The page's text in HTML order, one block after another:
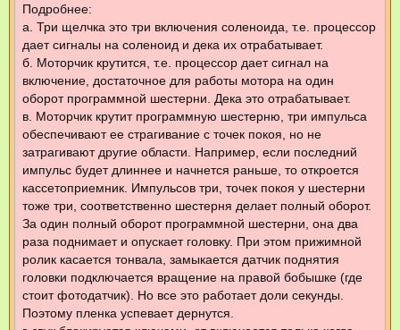
Подробнее:
а. Три щелчка это три включения соленоида, т.е. процессор
дает сигналы на соленоид и дека их отрабатывает.
б. Моторчик крутится, т.е. процессор дает сигнал на
включение, достаточное для работы мотора на один
оборот программной шестерни. Дека это отрабатывает.
в. Моторчик крутит программную шестерню, три импульса
обеспечивают ее страгивание с точек покоя, но не
затрагивают другие области. Например, если последний
импульс будет длиннее и начнется раньше, то откроется
кассетоприемник. Импульсов три, точек покоя у шестерни
тоже три, соответственно шестерня делает полный оборот.
За один полный оборот программной шестерни, она два
раза поднимает и опускает головку. При этом прижимной
ролик касается тонвала, замыкается датчик поднятия
головки подключается вращение на правой бобышке (где
стоит фотодатчик). Но все это работает доли секунды.
Поэтому пленка успевает дернутся.